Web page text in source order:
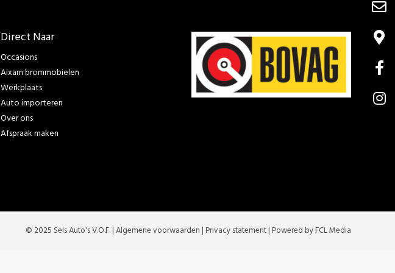
Direct Naar
Occasions
Aixam brommobielen
Werkplaats
Auto importeren
Over ons
Afspraak maken
© 2025 Sels Auto's V.O.F. |Algemene voorwaarden | Privacy statement| Powered by FCL Media